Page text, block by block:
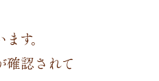
す。
確認されて